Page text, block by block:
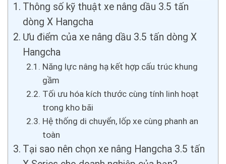
Thông số kỹ thuật xe nâng dầu 3.5 tấn
dòng X Hangcha
Ưu điểm của xe nâng dầu 3.5 tấn dòng X
Hangcha
Năng lực nâng hạ kết hợp cấu trúc khung
gầm
Tối ưu hóa kích thước cùng tính linh hoạt
trong kho bãi
Hệ thống di chuyển, lốp xe cùng phanh an
toàn
Tại sao nên chọn xe nâng Hangcha 3.5 tấn